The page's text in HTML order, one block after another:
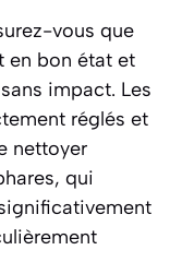
vous que
en bon état et
impact. Les
réglés et
nettoyer
qui